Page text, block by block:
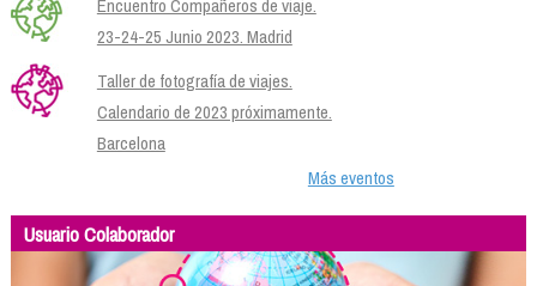
Encuentro Compañeros de viaje.
23-24-25 Junio 2023. Madrid
Taller de fotografía de viajes.
Calendario de 2023 próximamente.
Barcelona
Más eventos
Usuario Colaborador